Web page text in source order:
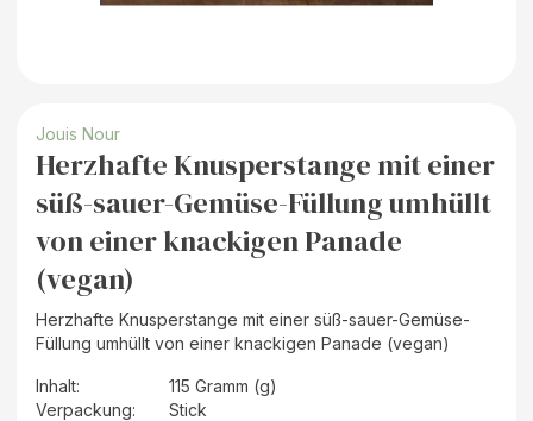
Jouis Nour
Herzhafte Knusperstange mit einer
süß-sauer-Gemüse-Füllung umhüllt
von einer knackigen Panade
(vegan)
Herzhafte Knusperstange mit einer süß-sauer-Gemüse-
Füllung umhüllt von einer knackigen Panade (vegan)
Inhalt:
115 Gramm (g)
Verpackung:
Stick